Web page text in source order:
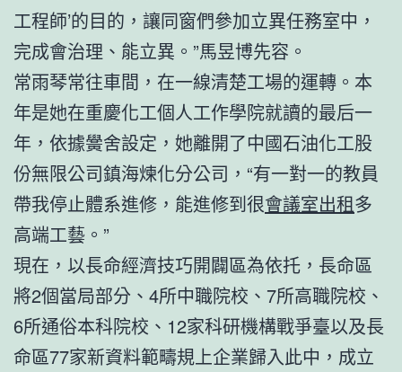
工程師’的目的，讓同窗們參加立異任務室中，
完成會治理、能立異。”馬昱博先容。
常雨琴常往車間，在一線清楚工場的運轉。本
年是她在重慶化工個人工作學院就讀的最后一
年，依據黌舍設定，她離開了中國石油化工股
份無限公司鎮海煉化分公司，“有一對一的教員
帶我停止體系進修，能進修到很會議室出租多
高端工藝。”
現在，以長命經濟技巧開闢區為依托，長命區
將2個當局部分、4所中職院校、7所高職院校、
6所通俗本科院校、12家科研機構戰爭臺以及長
命區77家新資料範疇規上企業歸入此中，成立